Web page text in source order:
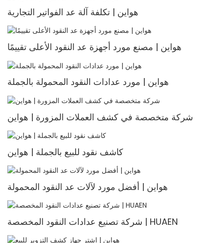
هواين | تكلفة آلة عد الفواتير التجارية
هواين | مصنع مورد أجهزة عد النقود الأعلى تقييمًا
هواين | مورد عدادات النقود المحمولة بالجملة
شركة متخصصة في كشف العملات المزورة | هواين
كاشف نقود للبيع بالجملة | هواين
هواين | أفضل مورد لآلات عد النقود المحمولة
شركة تصنيع عدادات النقود المخصصة | HUAEN